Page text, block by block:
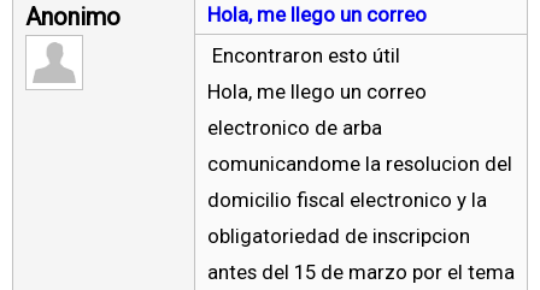
Anonimo
Hola, me llego un correo
Encontraron esto útil
Hola, me llego un correo
electronico de arba
comunicandome la resolucion del
domicilio fiscal electronico y la
obligatoriedad de inscripcion
antes del 15 de marzo por el tema